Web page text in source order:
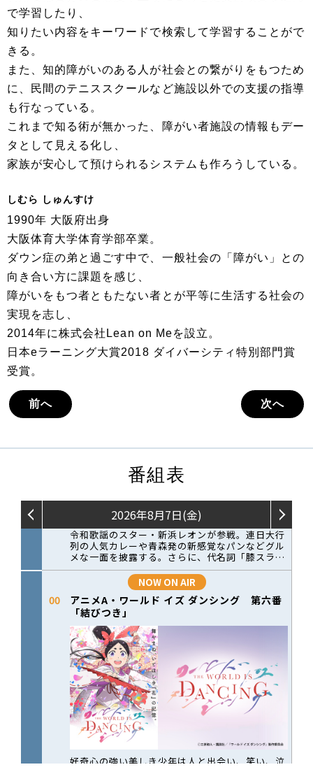
で学習したり、
知りたい内容をキーワードで検索して学習することがで
きる。
また、知的障がいのある人が社会との繋がりをもつため
に、民間のテニススクールなど施設以外での支援の指導
も行なっている。
これまで知る術が無かった、障がい者施設の情報もデー
タとして見える化し、
家族が安心して預けられるシステムも作ろうしている。
しむら しゅんすけ
1990年 大阪府出身
大阪体育大学体育学部卒業。
ダウン症の弟と過ごす中で、一般社会の「障がい」との
向き合い方に課題を感じ、
障がいをもつ者ともたない者とが平等に生活する社会の
実現を志し、
2014年に株式会社Lean on Meを設立。
日本eラーニング大賞2018 ダイバーシティ特別部門賞
受賞。
前へ 次へ
番組表